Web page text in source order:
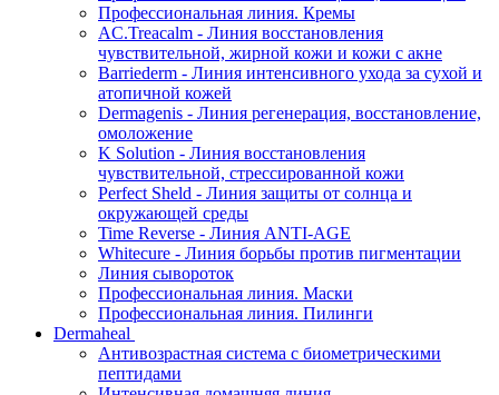
Профессиональная линия. Кремы
AC.Treacalm - Линия восстановления
чувствительной, жирной кожи и кожи с акне
Barriederm - Линия интенсивного ухода за сухой и
атопичной кожей
Dermagenis - Линия регенерация, восстановление,
омоложение
K Solution - Линия восстановления
чувствительной, стрессированной кожи
Perfect Sheld - Линия защиты от солнца и
окружающей среды
Time Reverse - Линия ANTI-AGE
Whitecure - Линия борьбы против пигментации
Линия сывороток
Профессиональная линия. Маски
Профессиональная линия. Пилинги
Dermaheal
Антивозрастная система с биометрическими
пептидами